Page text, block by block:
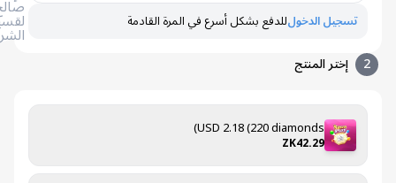
صالحلقسيمة تسجيل الدخولللدفع بشكل أسرع في المرة القادمة
إختر المنتج
USD 2.18 (220 diamonds)
ZK42.29